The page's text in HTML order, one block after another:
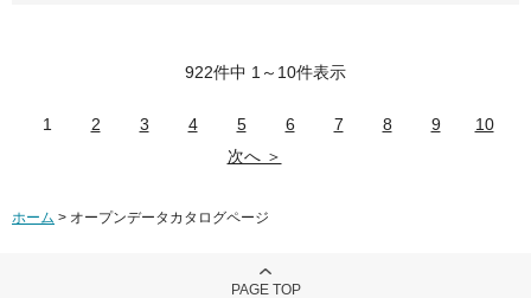
922件中 1～10件表示
1 2 3 4 5 6 7 8 9
10
次へ ＞
ホーム > オープンデータカタログページ
PAGE TOP